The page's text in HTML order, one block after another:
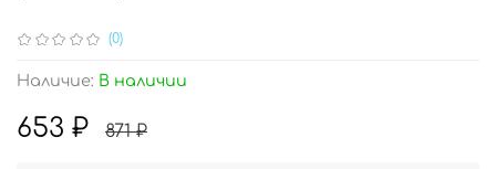
(0)
Наличие: В наличии
653 ₽ 871 ₽